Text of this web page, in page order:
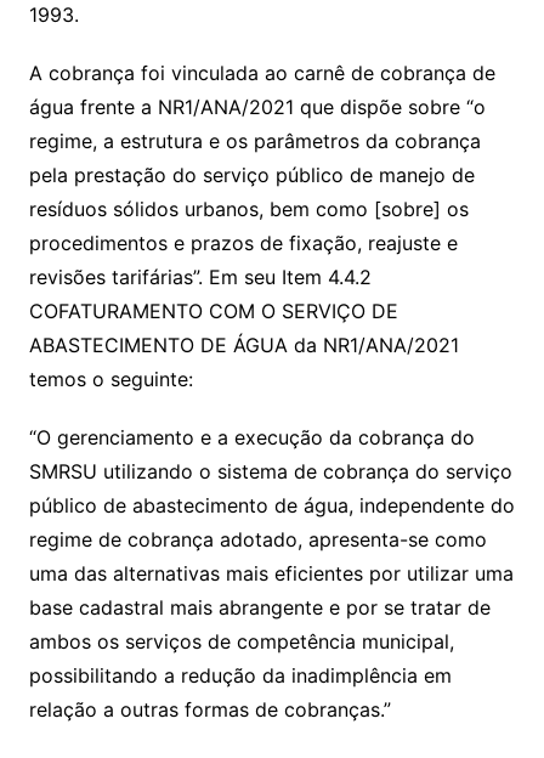
1993.
A cobrança foi vinculada ao carnê de cobrança de
água frente a NR1/ANA/2021 que dispõe sobre “o
regime, a estrutura e os parâmetros da cobrança
pela prestação do serviço público de manejo de
resíduos sólidos urbanos, bem como [sobre] os
procedimentos e prazos de fixação, reajuste e
revisões tarifárias”. Em seu Item 4.4.2
COFATURAMENTO COM O SERVIÇO DE
ABASTECIMENTO DE ÁGUA da NR1/ANA/2021
temos o seguinte:
“O gerenciamento e a execução da cobrança do
SMRSU utilizando o sistema de cobrança do serviço
público de abastecimento de água, independente do
regime de cobrança adotado, apresenta-se como
uma das alternativas mais eficientes por utilizar uma
base cadastral mais abrangente e por se tratar de
ambos os serviços de competência municipal,
possibilitando a redução da inadimplência em
relação a outras formas de cobranças.”